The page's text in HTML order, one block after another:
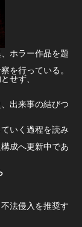
ホラー作品を題
を行っている。
せず、
出来事の結びつ
いく過程を読み
成へ更新中であ
法侵入を推奨す